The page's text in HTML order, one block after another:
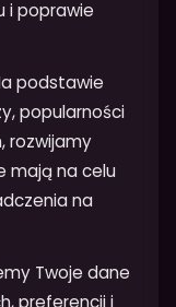
i poprawie
podstawie
popularności
rozwijamy
mają na celu
na
Twoje dane
preferencji i